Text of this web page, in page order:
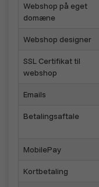
Webshop på eget
domæne
Webshop designer
SSL Certifikat til
webshop
Emails
Betalingsaftale
MobilePay
Kortbetaling